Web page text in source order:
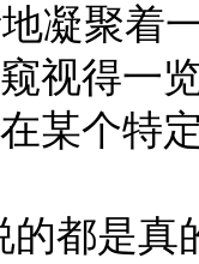
凝聚着
视得一
某个特
都是真